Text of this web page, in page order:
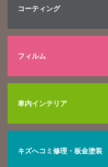
コーティング
フィルム
車内インテリア
キズへコミ修理・板金塗装